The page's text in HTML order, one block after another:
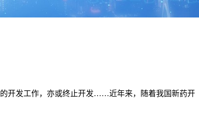
开发工作，亦或终止开发……近年来，随着我国新药开